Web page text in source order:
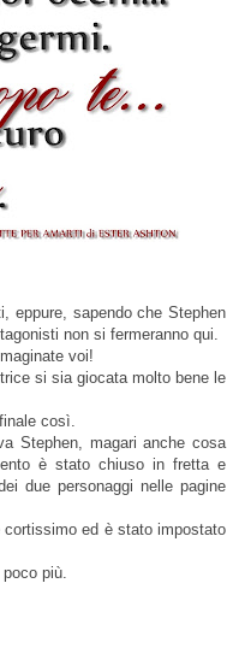
eppure, sapendo che Stephen
non si fermeranno qui.
voi!
si sia giocata molto bene le
così.
Stephen, magari anche cosa
è stato chiuso in fretta e
due personaggi nelle pagine
cortissimo ed è stato impostato
più.